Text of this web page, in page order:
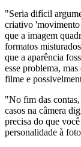
"Seria difícil
criativo
que a imagem
formatos
que a aparência
esse problema,
filme e
"No fim das
casos na câmera
precisa do que
personalidade à